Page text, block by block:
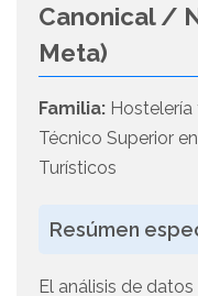
Canonical /
Meta)
Familia:
Técnico Superior
Turísticos
Resúmen
El análisis de